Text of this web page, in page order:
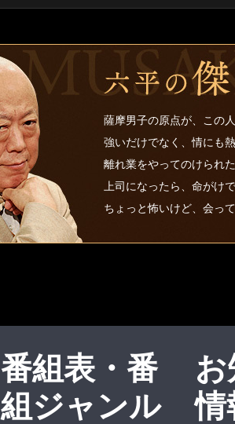
薩摩男子の原点が、この
強いだけでなく、情にも
離れ業をやってのけられ
上司になったら、命がけ
ちょっと怖いけど、会っ
番組表・番
組ジャンル
情